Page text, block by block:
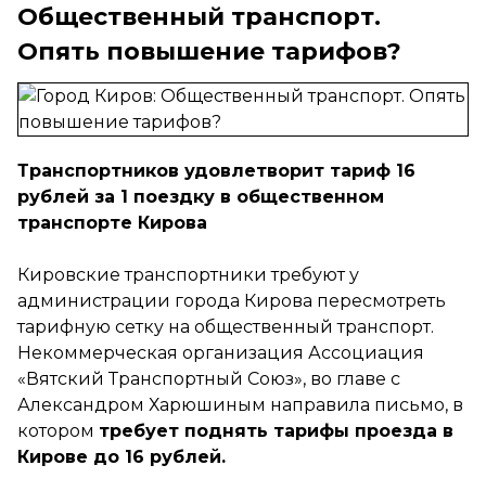
Общественный транспорт.
Опять повышение тарифов?
Транспортников удовлетворит тариф 16
рублей за 1 поездку в общественном
транспорте Кирова
Кировские транспортники требуют у
администрации города Кирова пересмотреть
тарифную сетку на общественный транспорт.
Некоммерческая организация Ассоциация
«Вятский Транспортный Союз», во главе с
Александром Харюшиным направила письмо, в
котором требует поднять тарифы проезда в
Кирове до 16 рублей.